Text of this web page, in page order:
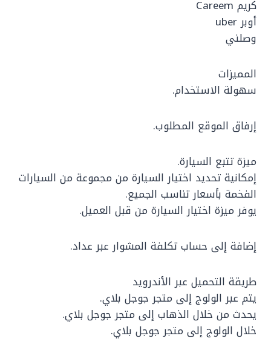
كريم Careem
أوبر uber
وصلني
المميزات
سهولة الاستخدام.
إرفاق الموقع المطلوب.
ميزة تتبع السيارة.
إمكانية تحديد اختيار السيارة من مجموعة من السيارات
الفخمة بأسعار تناسب الجميع.
يوفر ميزة اختيار السيارة من قبل العميل.
إضافة إلى حساب تكلفة المشوار عبر عداد.
طريقة التحميل عبر الأندرويد
يتم عبر الولوج إلى متجر جوجل بلاي.
يحدث من خلال الذهاب إلى متجر جوجل بلاي.
خلال الولوج إلى متجر جوجل بلاي.